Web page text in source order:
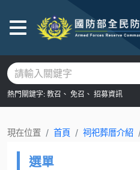
熱門關鍵字: 教召、 免召、 招募資訊
現在位置 首頁 祠祀葬厝介紹
選單